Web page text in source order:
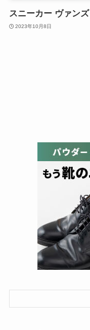
スニーカー ヴァンズ
2023年10月8日